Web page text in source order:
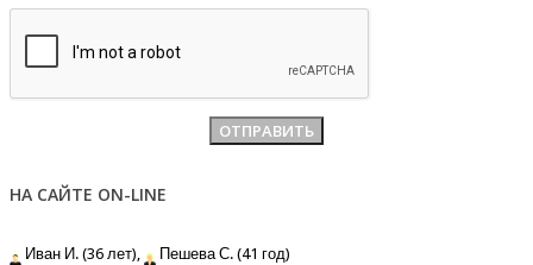
НА САЙТЕ ON-LINE
Иван И. (36 лет),
Пешева С. (41 год)